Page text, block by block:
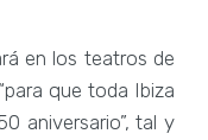
en los teatros de
que toda Ibiza
aniversario”, tal y